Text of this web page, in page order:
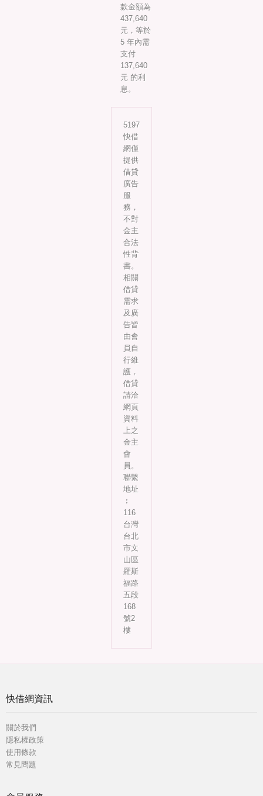
款金額為
437,640
元，等於
5 年內需
支付
137,640
元 的利
息。
5197
快借
網僅
提供
借貸
廣告
服
務，
不對
金主
合法
性背
書。
相關
借貸
需求
及廣
告皆
由會
員自
行維
護，
借貸
請洽
網頁
資料
上之
金主
會
員。
聯繫
地址
︰
116
台灣
台北
市文
山區
羅斯
福路
五段
168
號2
樓
快借網資訊
關於我們
隱私權政策
使用條款
常見問題